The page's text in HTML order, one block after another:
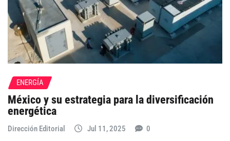
ENERGÍA
México y su estrategia para la diversificación
energética
Dirección Editorial Jul 11, 2025 0